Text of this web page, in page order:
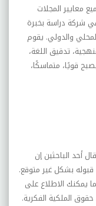
معايير المجلات
شركة دراسة بخبرة
المحلي والدولي. يقوم
تدقيق اللغة،
قويًا، متماسكًا،
أحد الباحثين إن
قبوله بشكل غير متوقع.
يمكنك الاطلاع على
الملكية الفكرية.